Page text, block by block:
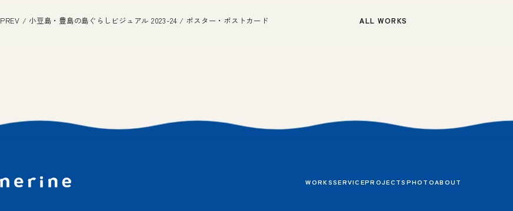
PREV / 小豆島・豊島の島ぐらしビジュアル 2023-24 / ポスター・ポストカード ALL WORKS
WORKSSERVICEPROJECTSPHOTOABOUT